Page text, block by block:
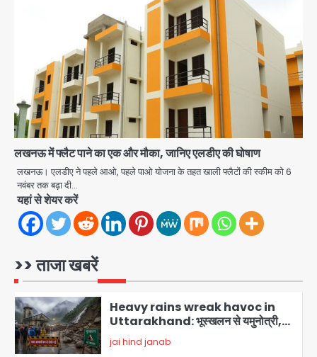
लखनऊ में फ्लैट पाने का एक और मौका, जानिए एलडीए की घोषाण
लखनऊ। एलडीए ने पहले आओ, पहले पाओ योजना के तहत खाली फ्लैटों की स्कीम को 6
नवंबर तक बढ़ा दी…
यहां से शेयर करें
>> ताजा खबरें
Noida Authority: जांच के घेरे में प्लानिंग
विभाग, GM मीना भार्गव पर उठ रहे सवाल,
कार्रवाई में देरी पर भी चर्चा तेज
jai hind janab
5
Noida News: गांजा तस्कर महिला से
सांठगांठ के आरोप में सिपाही गिरफ्तार, सेवा से
बर्खास्त, कई पुलिसकर्मियों में डर
jai hind janab
एक्सप्रेसवे से दिल्ली-हरियाणा से सीधे जुड़ेगा
नोएडा एयरपोर्ट, 4000 करोड़ रुपये की लागत
से बनेगा 6-लेन एक्सप्रेसवे
मोहम्मद इमरान
2
केदारनाथ और सिमली-ग्वालदम हाईवे बंद,
चमोली-उत्तरकाशी में श्रद्धालु फंसे, नदियां खतरे
के निशान के पार
Noida road repair delays: नोएडा
में रंगीन लाइटों की चमक, लेकिन सड़कें अभी भी